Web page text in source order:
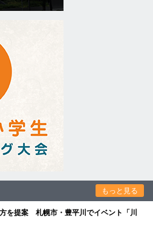
もっと見る
を提案 札幌市・豊平川でイベント「川